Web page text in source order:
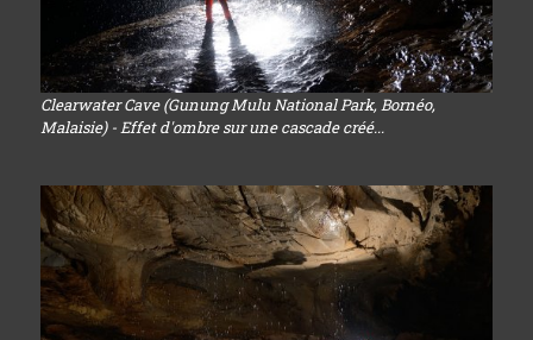
Clearwater Cave (Gunung Mulu National Park, Bornéo,
Malaisie) - Effet d'ombre sur une cascade créé...